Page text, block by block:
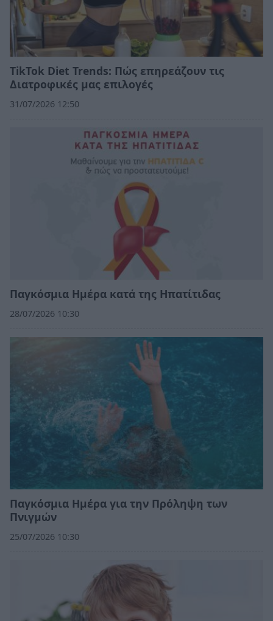
TikTok Diet Trends: Πώς επηρεάζουν τις
Διατροφικές μας επιλογές
31/07/2026 12:50
Παγκόσμια Ημέρα κατά της Ηπατίτιδας
28/07/2026 10:30
Παγκόσμια Ημέρα για την Πρόληψη των
Πνιγμών
25/07/2026 10:30